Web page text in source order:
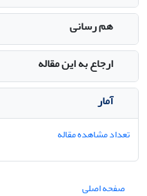
هم رسانی
ارجاع به این مقاله
آمار
تعداد مشاهده مقاله
صفحه اصلی